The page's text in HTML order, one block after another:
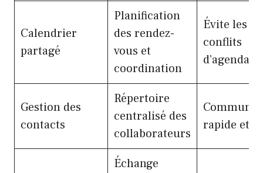
Calendrier
partagé
Planification
des rendez-
vous et
coordination
Évite les
conflits
d’agendas
Gestion des
contacts
Répertoire
centralisé des
collaborateurs
rapide et
Échange